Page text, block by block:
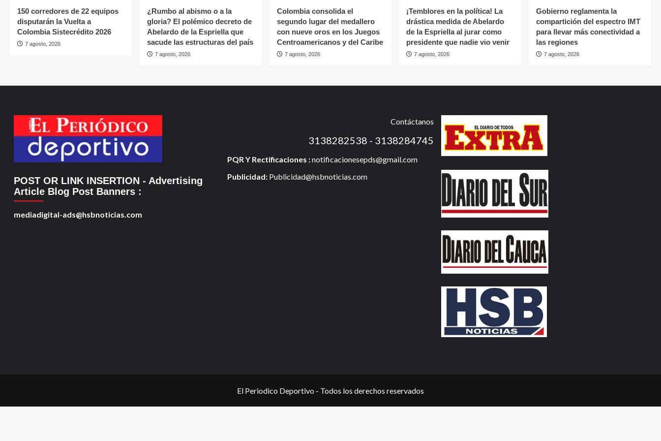
150 corredores de 22 equipos
disputarán la Vuelta a
Colombia Sistecrédito 2026
7 agosto, 2026
¿Rumbo al abismo o a la
gloria? El polémico decreto de
Abelardo de la Espriella que
sacude las estructuras del país
7 agosto, 2026
Colombia consolida el
segundo lugar del medallero
con nueve oros en los Juegos
Centroamericanos y del Caribe
7 agosto, 2026
¡Temblores en la política! La
drástica medida de Abelardo
de la Espriella al jurar como
presidente que nadie vio venir
7 agosto, 2026
Gobierno reglamenta la
compartición del espectro IMT
para llevar más conectividad a
las regiones
7 agosto, 2026
POST OR LINK INSERTION - Advertising
Article Blog Post Banners :
mediadigital-ads@hsbnoticias.com
Contáctanos
3138282538 - 3138284745
PQR Y Rectificaciones :notificacionesepds@gmail.com
Publicidad: Publicidad@hsbnoticias.com